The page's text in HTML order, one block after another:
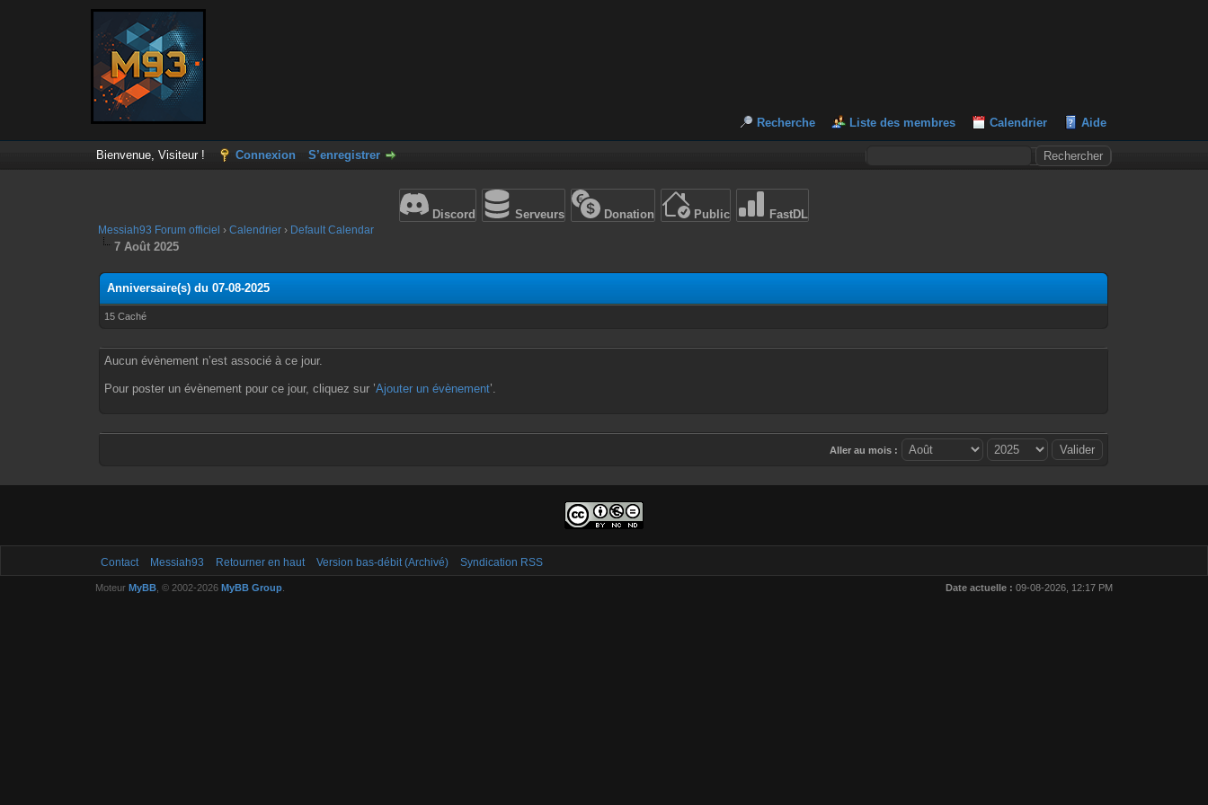
Recherche Liste des membres Calendrier Aide
Bienvenue, Visiteur ! Connexion S’enregistrer
Discord Serveurs Donation Public FastDL
Messiah93 Forum officiel ›Calendrier › Default Calendar
7 Août 2025
Anniversaire(s) du 07-08-2025
15 Caché
Aucun évènement n’est associé à ce jour.
Pour poster un évènement pour ce jour, cliquez sur ’Ajouter un évènement’.
Aller au mois :
Contact Messiah93 Retourner en haut Version bas-débit (Archivé) Syndication RSS
Date actuelle : 09-08-2026, 12:17 PM
Moteur MyBB, © 2002-2026 MyBB Group.